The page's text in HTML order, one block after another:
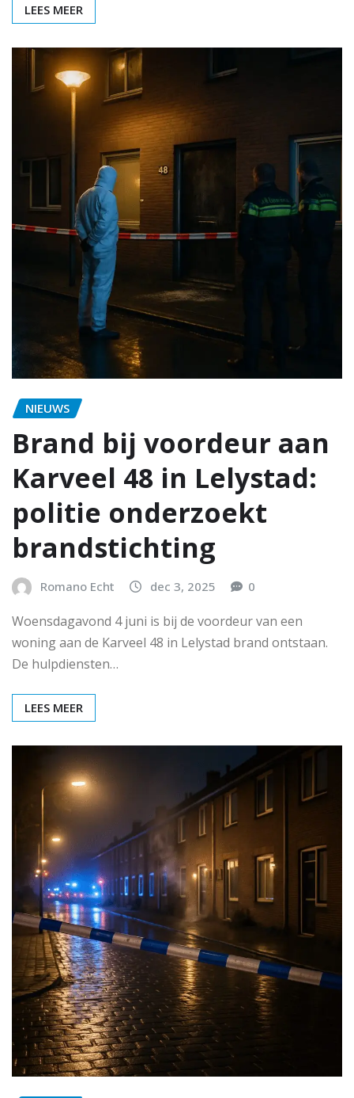
LEES MEER
NIEUWS
Brand bij voordeur aan
Karveel 48 in Lelystad:
politie onderzoekt
brandstichting
Romano Echt dec 3, 2025 0
Woensdagavond 4 juni is bij de voordeur van een
woning aan de Karveel 48 in Lelystad brand ontstaan.
De hulpdiensten…
LEES MEER